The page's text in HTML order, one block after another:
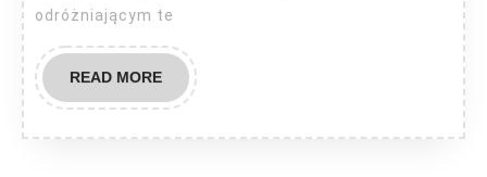
odróżniającym te
READ MOREREAD
MORE